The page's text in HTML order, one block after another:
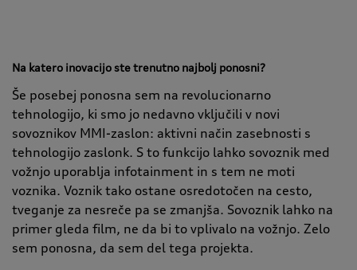
Na katero inovacijo ste trenutno najbolj ponosni?
Še posebej ponosna sem na revolucionarno
tehnologijo, ki smo jo nedavno vključili v novi
sovoznikov MMI-zaslon: aktivni način zasebnosti s
tehnologijo zaslonk. S to funkcijo lahko sovoznik med
vožnjo uporablja infotainment in s tem ne moti
voznika. Voznik tako ostane osredotočen na cesto,
tveganje za nesreče pa se zmanjša. Sovoznik lahko na
primer gleda film, ne da bi to vplivalo na vožnjo. Zelo
sem ponosna, da sem del tega projekta.